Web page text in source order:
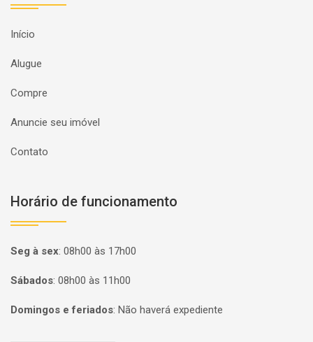
Início
Alugue
Compre
Anuncie seu imóvel
Contato
Horário de funcionamento
Seg à sex: 08h00 às 17h00
Sábados: 08h00 às 11h00
Domingos e feriados: Não haverá expediente